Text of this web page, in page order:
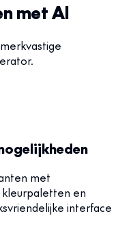
met AI
met
kleurpaletten en
interface